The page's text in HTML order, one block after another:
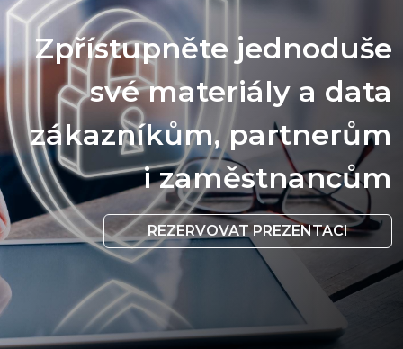
Zpřístupněte jednoduše
své materiály a data
zákazníkům, partnerům
i zaměstnancům
REZERVOVAT PREZENTACI